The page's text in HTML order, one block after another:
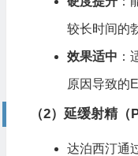
较长时间的
效果适中 ：
原因导致的
（2）延缓射精（
达泊西汀通